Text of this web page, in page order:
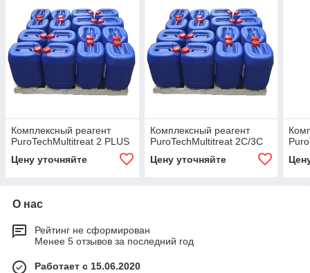
Комплексный реагент
PuroTechMultitreat 2 PLUS
Цену уточняйте
Комплексный реагент
PuroTechMultitreat 2C/3C
Цену уточняйте
О нас
Рейтинг не сформирован
Менее 5 отзывов за последний год
Работает с 15.06.2020